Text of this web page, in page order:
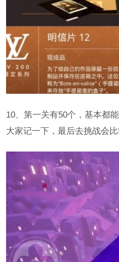
10、第一关有50个，基本都
大家记一下，最后去挑战会比